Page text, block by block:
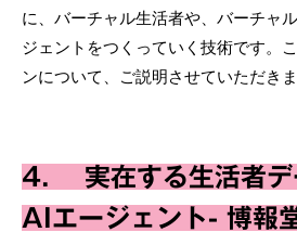
に、バーチャル生活者や、バーチャ
ジェントをつくっていく技術です。
ンについて、ご説明させていただきま
4. 実在する生活者デ
AIエージェント- 博報